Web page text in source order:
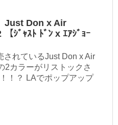
Just Don x Air
ｼﾞｬｽﾄ ﾄﾞﾝ x ｴｱｼﾞｮｰ
されているJust Don x Air
2カラーがリストックさ
！？ LAでポップアップ